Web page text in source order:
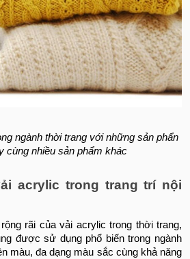
ngành thời trang với những sản phẩn
cùng nhiều sản phẩm khác
acrylic trong trang trí nội
rãi của vải acrylic trong thời trang,
được sử dụng phổ biến trong ngành
màu, đa dạng màu sắc cùng khả năng